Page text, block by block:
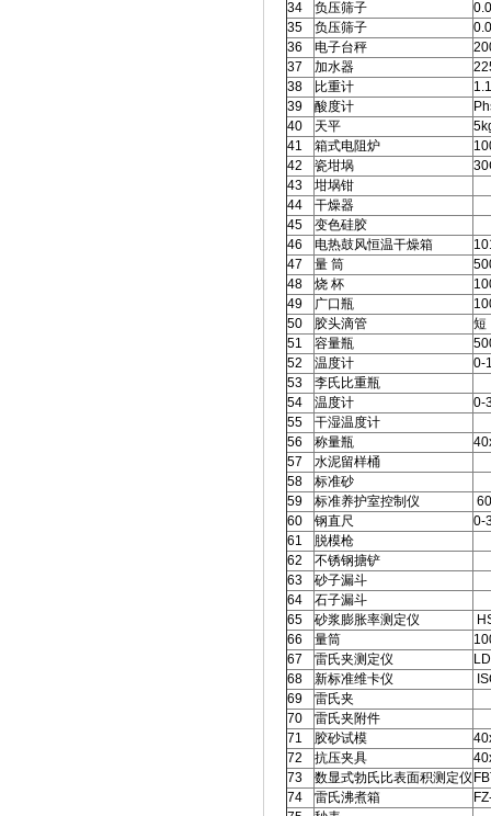
34 负压筛子
35
负压筛子
36
电子台秤
37
加水器
38
比重计
39
酸度计
40
天平
41
箱式电阻炉
42
瓷坩埚
43
坩埚钳
44
干燥器
45
变色硅胶
46
电热鼓风恒温干燥箱
47
量 筒
48
烧 杯
49
广口瓶
50
胶头滴管
短
51
容量瓶
52
温度计
0-
53
李氏比重瓶
54
温度计
0-
55
干湿温度计
56
称量瓶
57
水泥留样桶
58
标准砂
59
标准养护室控制仪
60
钢直尺
0-
61
脱模枪
62
不锈钢搪铲
63
砂子漏斗
64
石子漏斗
65
砂浆膨胀率测定仪
66
量筒
67
雷氏夹测定仪
68
新标准维卡仪
69
雷氏夹
70
雷氏夹附件
71
胶砂试模
72
抗压夹具
73
数显式勃氏比表面积测定仪
74
雷氏沸煮箱